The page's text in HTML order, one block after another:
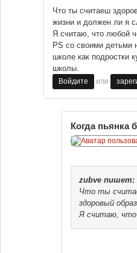
Что ты считаеш
жизни и должен ли я
Я считаю, что любой
PS со своими детьми
школе как подростки
школы.
Войдите или
Когда пьянка
zubve пишет:
Что ты
здоровый
Я считаю, что